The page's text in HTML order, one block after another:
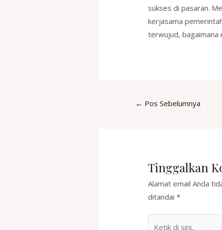
sukses di pasaran.
kerjasama
terwujud, bagaimana
← Pos Sebelumnya
Tinggalkan
Alamat email Anda
ditandai*